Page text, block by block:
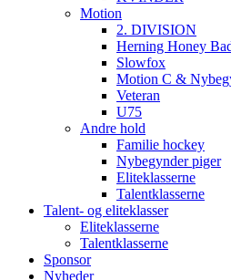
Motion
2. DIVISION
Herning Honey
Slowfox
Motion C &
Veteran
U75
Andre hold
Familie hockey
Nybegynder piger
Eliteklasserne
Talentklasserne
Talent- og eliteklasser
Eliteklasserne
Talentklasserne
Sponsor
Nyheder